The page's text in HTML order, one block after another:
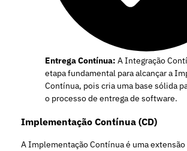
Entrega Contínua: A Integração
etapa fundamental para alcançar a
Contínua, pois cria uma base sólida
o processo de entrega de software.
Implementação Contínua (CD)
A Implementação Contínua é uma